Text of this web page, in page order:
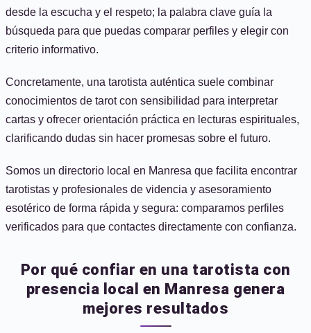
desde la escucha y el respeto; la palabra clave guía la
búsqueda para que puedas comparar perfiles y elegir con
criterio informativo.
Concretamente, una tarotista auténtica suele combinar
conocimientos de tarot con sensibilidad para interpretar
cartas y ofrecer orientación práctica en lecturas espirituales,
clarificando dudas sin hacer promesas sobre el futuro.
Somos un directorio local en Manresa que facilita encontrar
tarotistas y profesionales de videncia y asesoramiento
esotérico de forma rápida y segura: comparamos perfiles
verificados para que contactes directamente con confianza.
Por qué confiar en una tarotista con
presencia local en Manresa genera
mejores resultados